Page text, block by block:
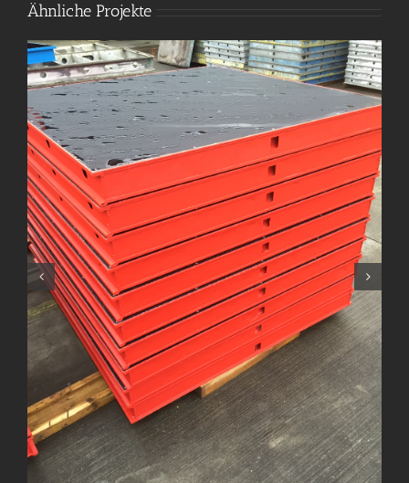
Ähnliche Projekte
Hünnebeck Topec mit neuer Holz Schalhaut